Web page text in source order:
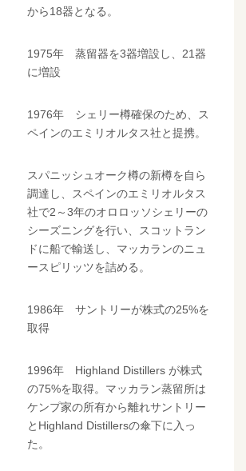
から18器となる。
1975年 蒸留器を3器増設し、21器
に増設
1976年 シェリー樽確保のため、ス
ペインのエミリオルタス社と提携。
スパニッシュオーク樽の新樽を自ら
調達し、スペインのエミリオルタス
社で2～3年のオロロッソシェリーの
シーズニングを行い、スコットラン
ドに船で輸送し、マッカランのニュ
ースピリッツを詰める。
1986年 サントリーが株式の25%を
取得
1996年 Highland Distillers が株式
の75%を取得。マッカラン蒸留所は
ケンプ家の所有から離れサントリー
とHighland Distillersの傘下に入っ
た。